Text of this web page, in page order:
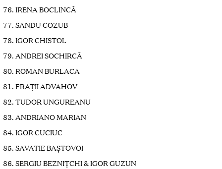
IRENA BOCLINCĂ
SANDU COZUB
IGOR CHISTOL
ANDREI SOCHIRCĂ
ROMAN BURLACA
FRAȚII ADVAHOV
TUDOR UNGUREANU
ANDRIANO MARIAN
IGOR CUCIUC
SAVATIE BAȘTOVOI
SERGIU BEZNIȚCHI & IGOR GUZUN